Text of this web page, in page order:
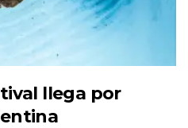
llega por